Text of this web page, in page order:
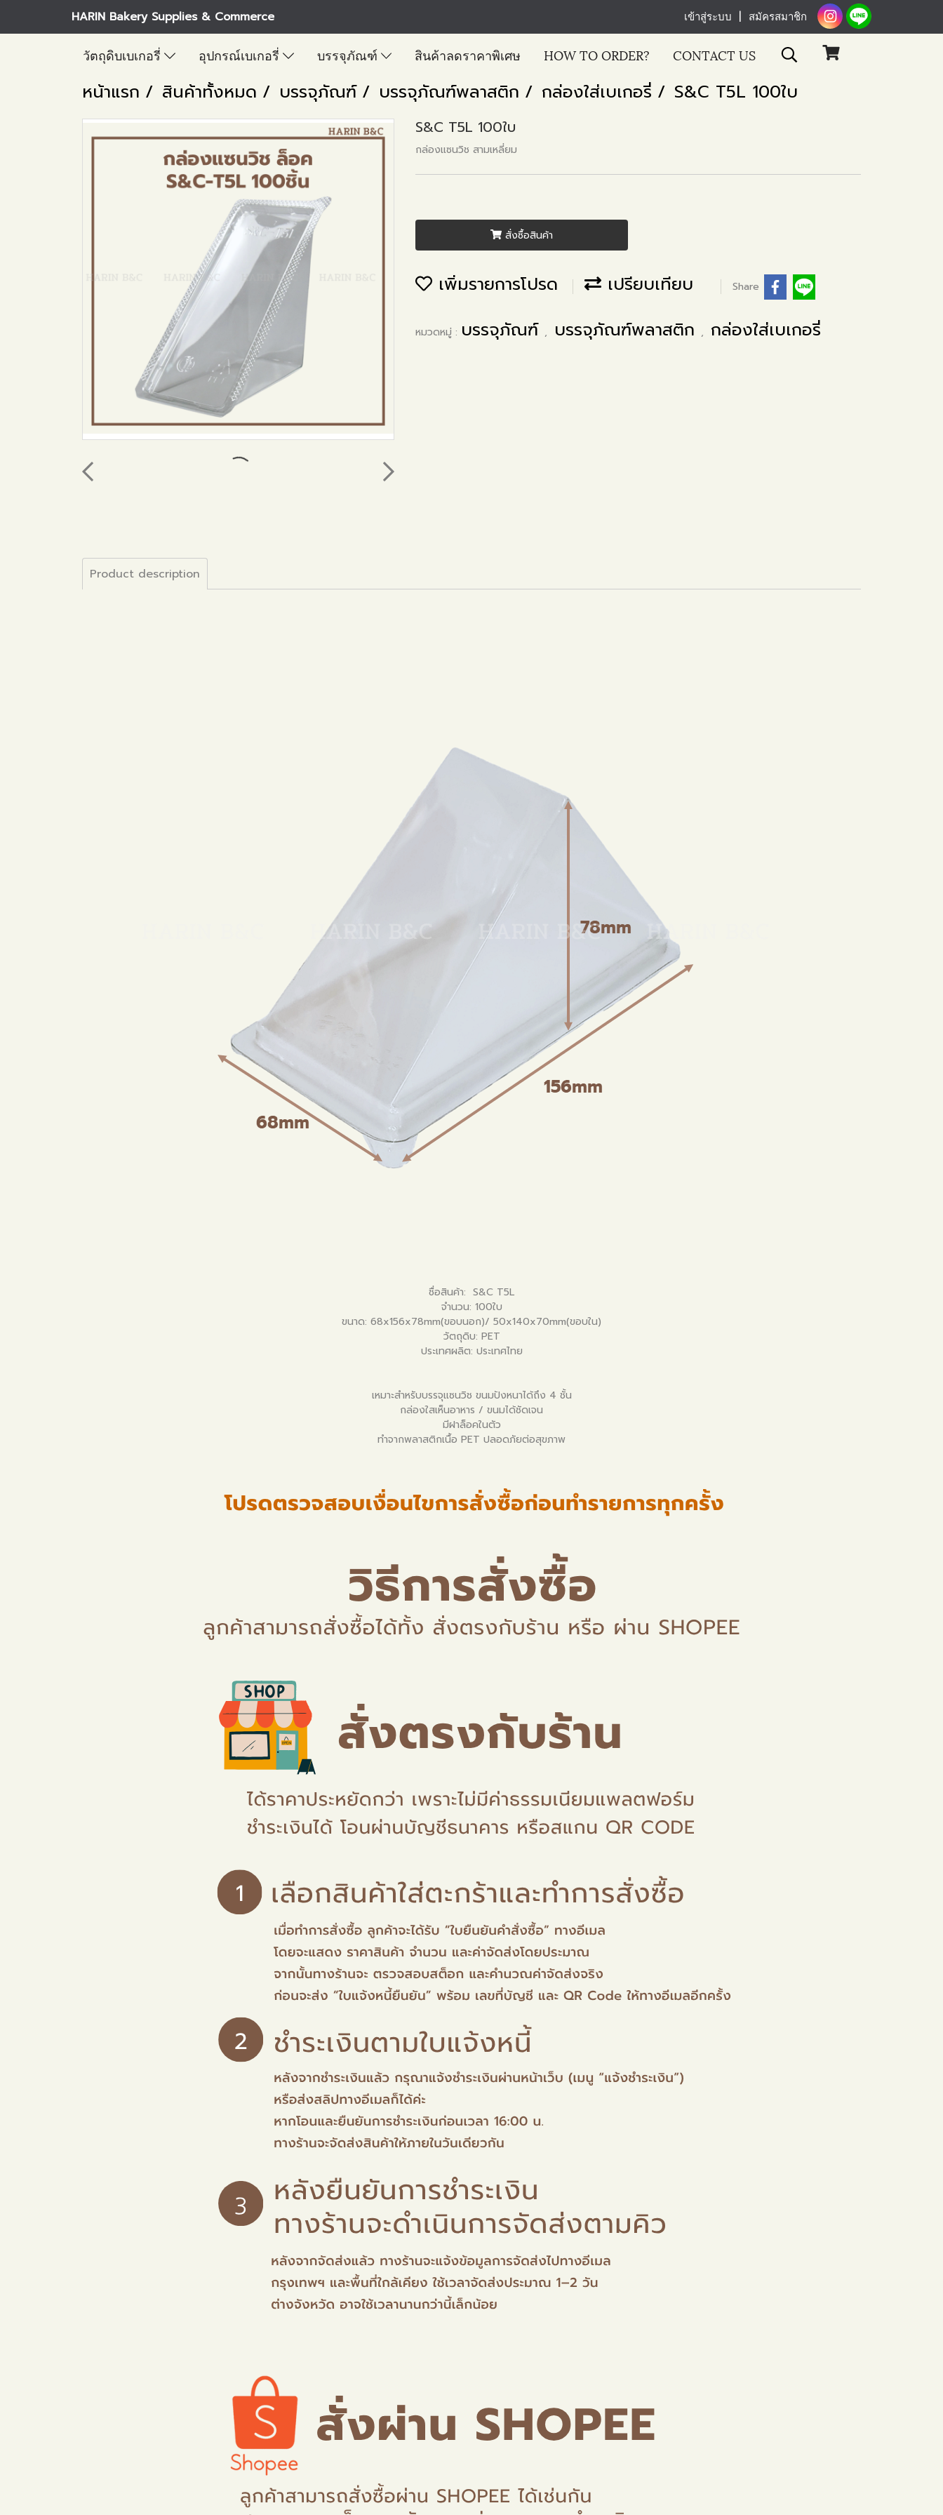
HARIN Bakery Supplies & Commerce เข้าสู่ระบบ สมัครสมาชิก
วัตถุดิบเบเกอรี่ อุปกรณ์เบเกอรี่ บรรจุภัณฑ์ สินค้าลดราคาพิเศษ HOW TO ORDER? CONTACT US
หน้าแรก สินค้าทั้งหมด บรรจุภัณฑ์ บรรจุภัณฑ์พลาสติก กล่องใส่เบเกอรี่ S&C T5L 100ใบ
S&C T5L 100ใบ
กล่องแซนวิช สามเหลี่ยม
สั่งซื้อสินค้า
เพิ่มรายการโปรด เปรียบเทียบ Share
หมวดหมู่ : บรรจุภัณฑ์ , บรรจุภัณฑ์พลาสติก , กล่องใส่เบเกอรี่
Product description
ชื่อสินค้า: S&C T5L
จำนวน: 100ใบ
ขนาด: 68x156x78mm(ขอบนอก)/ 50x140x70mm(ขอบใน)
วัตถุดิบ: PET
ประเทศผลิต: ประเทศไทย
เหมาะสำหรับบรรจุแซนวิช ขนมปังหนาได้ถึง 4 ชั้น
กล่องใสเห็นอาหาร / ขนมได้ชัดเจน
มีฝาล็อคในตัว
ทำจากพลาสติกเนื้อ PET ปลอดภัยต่อสุขภาพ